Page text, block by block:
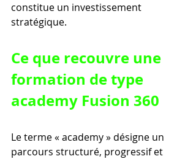
constitue un investissement
stratégique.
Ce que recouvre une
formation de type
academy Fusion 360
Le terme « academy » désigne un
parcours structuré, progressif et